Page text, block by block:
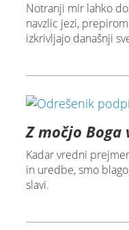
Notranji mir lahko
navzlic jezi,
izkrivljajo današnji
Z močjo
Kadar vredni
in uredbe, smo
slavi.